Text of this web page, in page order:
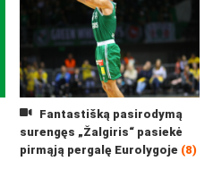
Fantastišką pasirodymą
surengęs „Žalgiris“ pasiekė
pirmąją pergalę Eurolygoje (8)